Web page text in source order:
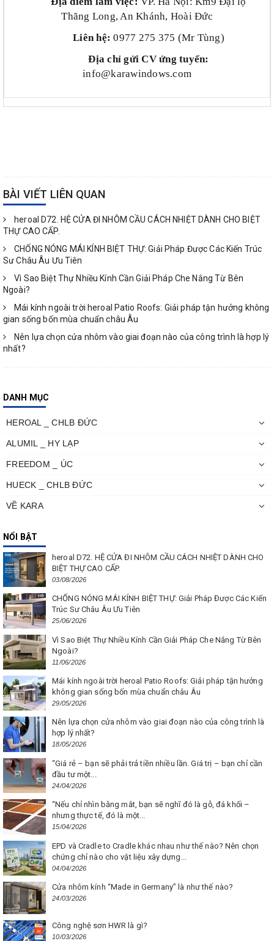
Thăng Long, An Khánh, Hoài Đức
Liên hệ: 0977 275 375 (Mr Tùng)
Địa chỉ gửi CV ứng tuyển:
info@karawindows.com
BÀI VIẾT LIÊN QUAN
heroal D72. HỆ CỬA ĐI NHÔM CẦU CÁCH NHIỆT DÀNH CHO BIỆT
THỰ CAO CẤP.
CHỐNG NÓNG MÁI KÍNH BIỆT THỰ: Giải Pháp Được Các Kiến Trúc
Sư Châu Âu Ưu Tiên
Vì Sao Biệt Thự Nhiều Kính Cần Giải Pháp Che Nắng Từ Bên
Ngoài?
Mái kính ngoài trời heroal Patio Roofs: Giải pháp tận hưởng không
gian sống bốn mùa chuẩn châu Âu
Nên lựa chọn cửa nhôm vào giai đoạn nào của công trình là hợp lý
nhất?
DANH MỤC
HEROAL _ CHLB ĐỨC
ALUMIL _ HY LẠP
FREEDOM _ ÚC
HUECK _ CHLB ĐỨC
VỀ KARA
NỔI BẬT
heroal D72. HỆ CỬA ĐI NHÔM CẦU CÁCH NHIỆT DÀNH CHO
BIỆT THỰ CAO CẤP.
03/08/2026
CHỐNG NÓNG MÁI KÍNH BIỆT THỰ: Giải Pháp Được Các Kiến
Trúc Sư Châu Âu Ưu Tiên
25/06/2026
Vì Sao Biệt Thự Nhiều Kính Cần Giải Pháp Che Nắng Từ Bên
Ngoài?
11/06/2026
Mái kính ngoài trời heroal Patio Roofs: Giải pháp tận hưởng
không gian sống bốn mùa chuẩn châu Âu
29/05/2026
Nên lựa chọn cửa nhôm vào giai đoạn nào của công trình là
hợp lý nhất?
18/05/2026
“Giá rẻ – bạn sẽ phải trả tiền nhiều lần. Giá trị – bạn chỉ cần
đầu tư một...
24/04/2026
“Nếu chỉ nhìn bằng mắt, bạn sẽ nghĩ đó là gỗ, đá khối –
nhưng thực tế, đó là một...
15/04/2026
EPD và Cradle to Cradle khác nhau như thế nào? Nên chọn
chứng chỉ nào cho vật liệu xây dựng...
04/04/2026
Cửa nhôm kính “Made in Germany” là như thế nào?
24/03/2026
Công nghệ sơn HWR là gì?
10/03/2026